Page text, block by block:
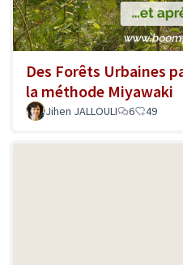
Des Forêts Urbaines
la méthode Miyawaki
Jihen JALLOULI 6 49